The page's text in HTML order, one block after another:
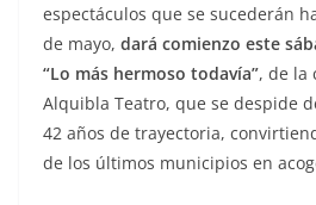
espectáculos que se sucederán
de mayo, dará comienzo este
“Lo más hermoso todavía”, de la
Alquibla Teatro, que se despide
42 años de trayectoria,
de los últimos municipios en